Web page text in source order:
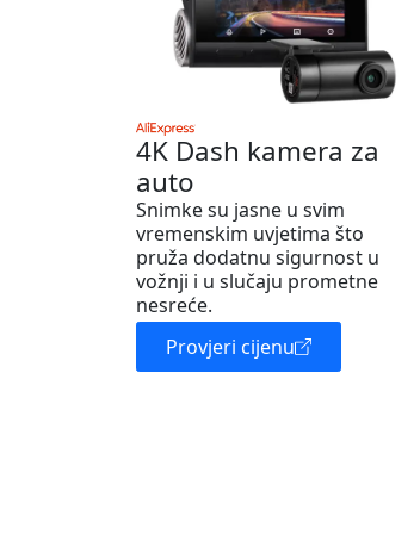
4K Dash kamera za
auto
Snimke su jasne u svim
vremenskim uvjetima što
pruža dodatnu sigurnost u
vožnji i u slučaju prometne
nesreće.
Provjeri cijenu